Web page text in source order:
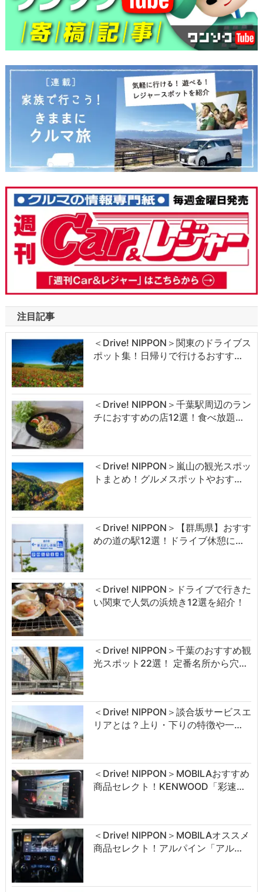
注目記事
＜Drive! NIPPON＞関東のドライブス
ポット集！日帰りで行けるおすす…
＜Drive! NIPPON＞千葉駅周辺のラン
チにおすすめの店12選！食べ放題…
＜Drive! NIPPON＞嵐山の観光スポッ
トまとめ！グルメスポットやおす…
＜Drive! NIPPON＞【群馬県】おすす
めの道の駅12選！ドライブ休憩に…
＜Drive! NIPPON＞ドライブで行きた
い関東で人気の浜焼き12選を紹介！
＜Drive! NIPPON＞千葉のおすすめ観
光スポット22選！ 定番名所から穴…
＜Drive! NIPPON＞談合坂サービスエ
リアとは？上り・下りの特徴や一…
＜Drive! NIPPON＞MOBILAおすすめ
商品セレクト！KENWOOD「彩速…
＜Drive! NIPPON＞MOBILAオススメ
商品セレクト！アルパイン「アル…